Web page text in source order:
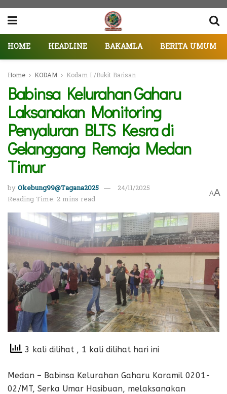
HOME HEADLINE BAKAMLA BERITA UMUM
Home KODAM Kodam I /Bukit Barisan
Babinsa Kelurahan Gaharu
Laksanakan Monitoring
Penyaluran BLTS Kesra di
Gelanggang Remaja Medan
Timur
byOkebung99@Tagana2025
24/11/2025
Reading Time: 2 mins read
AA
3 kali dilihat , 1 kali dilihat hari ini
Medan – Babinsa Kelurahan Gaharu Koramil 0201-
02/MT, Serka Umar Hasibuan, melaksanakan